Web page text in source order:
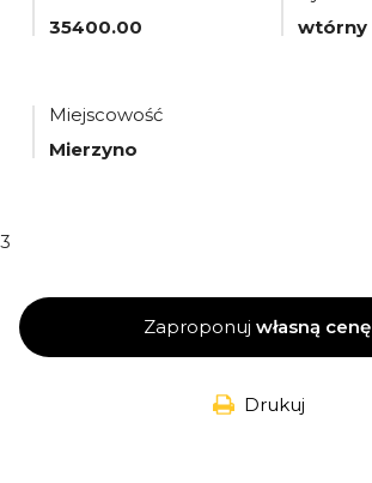
35400.00
wtórny
Miejscowość
Mierzyno
3
Zaproponuj własną cenę
Drukuj